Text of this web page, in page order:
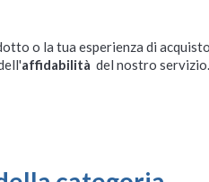
o la tua esperienza di
affidabilità del nostro